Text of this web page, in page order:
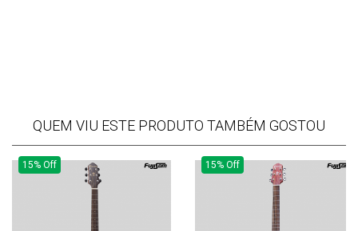
QUEM VIU ESTE PRODUTO TAMBÉM GOSTOU
15% Off 15% Off